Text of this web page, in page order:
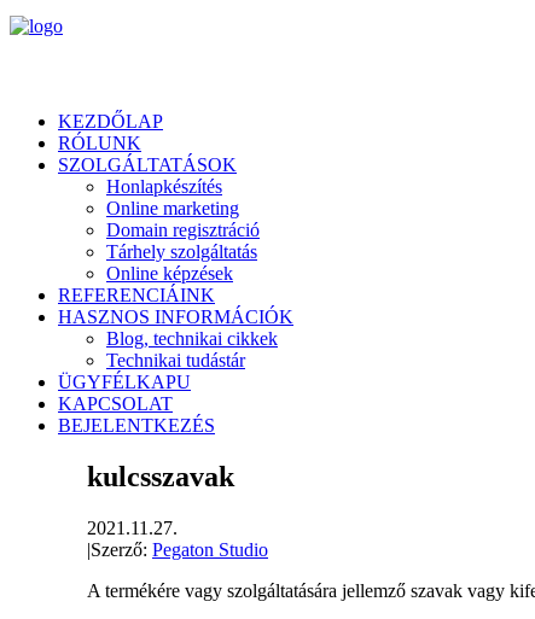
KEZDŐLAP
RÓLUNK
SZOLGÁLTATÁSOK
Honlapkészítés
Online marketing
Domain regisztráció
Tárhely szolgáltatás
Online képzések
REFERENCIÁINK
HASZNOS INFORMÁCIÓK
Blog, technikai cikkek
Technikai tudástár
ÜGYFÉLKAPU
KAPCSOLAT
BEJELENTKEZÉS
kulcsszavak
2021.11.27.
|Szerző: Pegaton Studio
A termékére vagy szolgáltatására jellemző szavak vagy